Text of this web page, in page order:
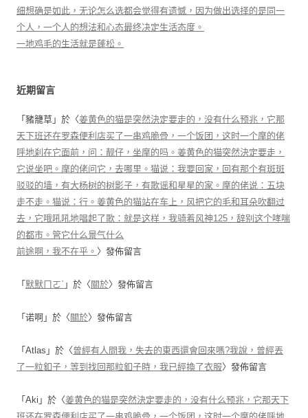
细想确是如此，无论怎么选都会觉得有遗憾，因为做出选择的是同一
个人，一个人的想法和心态最终决定生活态度。
一地鸡毛的生活就是蓬松。
近期留言
「 豬籠草 」於〈姜黄色的猫是突然決定要走的，没有什么预兆，它那
天下班还在罗森便利店买了一串鸡脆骨，一个饭团，这时一个摩的佬
呼地刹在它面前，问：靓仔，坐摩的吗。姜黄色的猫突然決定要走，
它说坐吧。摩的佬问它，去哪里。猫说：我要回家，回有那个有斑斑
驳驳的墙，有大杨树的树影子，有歌谣和星星的家。摩的佬说：五块
走不走。猫说：行。姜黄色的猫站在车上，风把它的毛和耳朵吹翻过
去，它哦吼吼地唱起了歌：就是这样，我骑着风神125，辞别这个哮喘
的都市。管它什么景气什么
前途啊，我不在乎。 〉發佈留言
「 默默ㄇㄛˋ 」於〈 關於〉發佈留言
「 诺啊 」於〈 關於〉發佈留言
「 Atlas 」於〈曾經有人問我，失去的東西還會回來嗎?我說，曾經丟
了一粒釦子，等到找回那粒釦子時，我已經換了衣服〉發佈留言
「 Aki 」於〈姜黄色的猫是突然決定要走的，没有什么预兆，它那天下